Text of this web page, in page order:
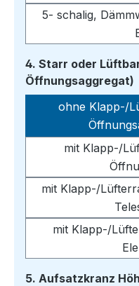
5- schalig,
4. Starr oder
Öffnungsaggregat)
ohne Klapp-/
mit Klapp-/
mit Klapp-/
mit Klapp-/
5. Aufsatzkranz